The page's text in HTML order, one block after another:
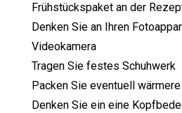
Frühstückspaket an der
Denken Sie an Ihren
Videokamera
Tragen Sie festes Schuhwerk
Packen Sie eventuell
Denken Sie ein eine